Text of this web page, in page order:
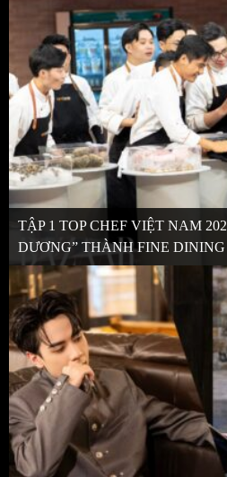
TẬP 1 TOP CHEF VIỆT NAM
DƯƠNG” THÀNH FINE DINING